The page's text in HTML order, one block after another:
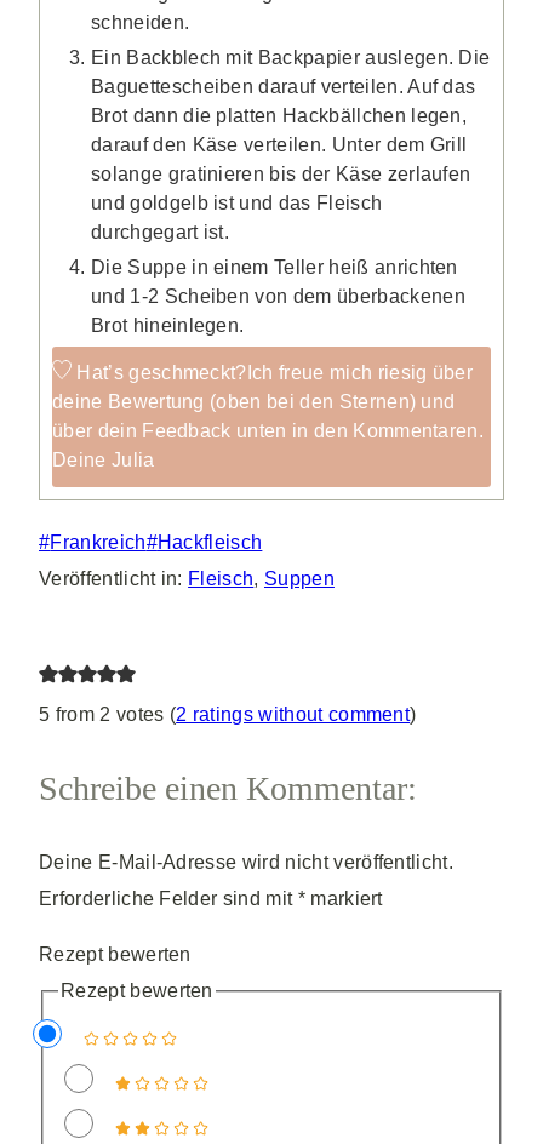
schneiden.
Ein Backblech mit Backpapier auslegen. Die
Baguettescheiben darauf verteilen. Auf das
Brot dann die platten Hackbällchen legen,
darauf den Käse verteilen. Unter dem Grill
solange gratinieren bis der Käse zerlaufen
und goldgelb ist und das Fleisch
durchgegart ist.
Die Suppe in einem Teller heiß anrichten
und 1-2 Scheiben von dem überbackenen
Brot hineinlegen.
Hat’s geschmeckt? Ich freue mich riesig über
deine Bewertung (oben bei den Sternen) und
über dein Feedback unten in den Kommentaren.
Deine Julia
Schlagworte:
#Frankreich#Hackfleisch
Veröffentlicht in: Fleisch, Suppen
5 from 2 votes (2 ratings without comment)
Schreibe einen Kommentar:
Deine E-Mail-Adresse wird nicht veröffentlicht.
Erforderliche Felder sind mit *markiert
Rezept bewerten
Rezept bewerten